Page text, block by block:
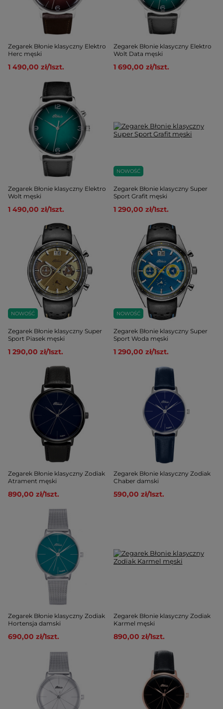
Zegarek Błonie klasyczny Elektro
Herc męski
1 490,00 zł/1szt.
Zegarek Błonie klasyczny Elektro
Wolt Data męski
1 690,00 zł/1szt.
Zegarek Błonie klasyczny Elektro
Wolt męski
1 490,00 zł/1szt.
NOWOŚĆ
Zegarek Błonie klasyczny Super
Sport Grafit męski
1 290,00 zł/1szt.
NOWOŚĆ
Zegarek Błonie klasyczny Super
Sport Piasek męski
1 290,00 zł/1szt.
NOWOŚĆ
Zegarek Błonie klasyczny Super
Sport Woda męski
1 290,00 zł/1szt.
Zegarek Błonie klasyczny Zodiak
Atrament męski
890,00 zł/1szt.
Zegarek Błonie klasyczny Zodiak
Chaber damski
590,00 zł/1szt.
Zegarek Błonie klasyczny Zodiak
Hortensja damski
690,00 zł/1szt.
Zegarek Błonie klasyczny Zodiak
Karmel męski
890,00 zł/1szt.